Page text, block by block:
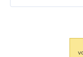
Ambiente ab.